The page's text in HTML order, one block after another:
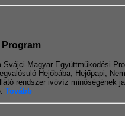
Svájci-Magyar Együttműködési
Hejőbába, Hejőpapi,
rendszer ivóvíz minőségének
Tovább